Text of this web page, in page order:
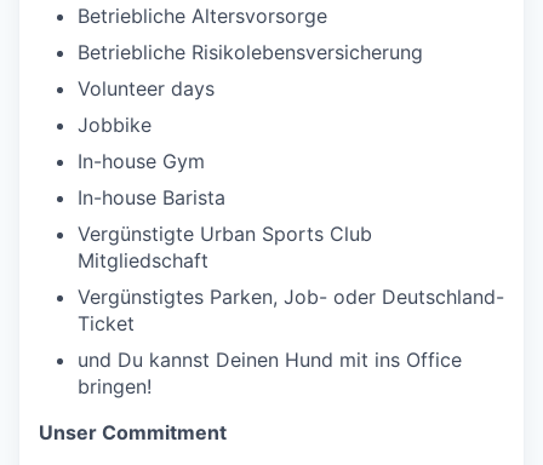
Betriebliche Altersvorsorge
Betriebliche Risikolebensversicherung
Volunteer days
Jobbike
In-house Gym
In-house Barista
Vergünstigte Urban Sports Club
Mitgliedschaft
Vergünstigtes Parken, Job- oder Deutschland-
Ticket
und Du kannst Deinen Hund mit ins Office
bringen!
Unser Commitment